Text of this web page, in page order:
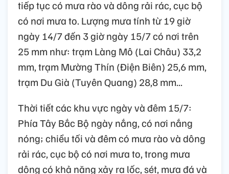
tiếp tục có mưa rào và dông rải rác, cục bộ
có nơi mưa to. Lượng mưa tính từ 19 giờ
ngày 14/7 đến 3 giờ ngày 15/7 có nơi trên
25 mm như: trạm Làng Mô (Lai Châu) 33,2
mm, trạm Mường Thín (Điện Biên) 25,6 mm,
trạm Du Già (Tuyên Quang) 28,8 mm...
Thời tiết các khu vực ngày và đêm 15/7:
Phía Tây Bắc Bộ ngày nắng, có nơi nắng
nóng; chiều tối và đêm có mưa rào và dông
rải rác, cục bộ có nơi mưa to, trong mưa
dông có khả năng xảy ra lốc, sét, mưa đá và